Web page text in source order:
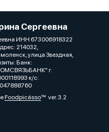
Сергеевна
ИНН 673006918322
214032,
улица Звездная,
Банк:
г.
к/с:
Foodpicássover. 3.2